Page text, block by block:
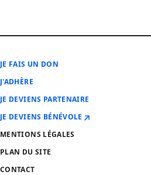
JE FAIS UN DON
J'ADHÈRE
JE DEVIENS PARTENAIRE
JE DEVIENS BÉNÉVOLE
MENTIONS LÉGALES
PLAN DU SITE
CONTACT